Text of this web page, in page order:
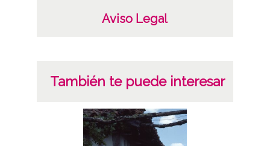
Licencia de las imágenes
Aviso Legal
También te puede interesar